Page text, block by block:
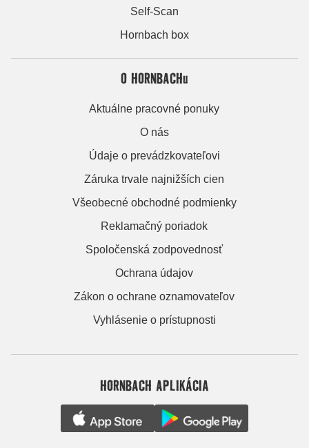
Self-Scan
Hornbach box
O HORNBACHu
Aktuálne pracovné ponuky
O nás
Údaje o prevádzkovateľovi
Záruka trvale najnižších cien
Všeobecné obchodné podmienky
Reklamačný poriadok
Spoločenská zodpovednosť
Ochrana údajov
Zákon o ochrane oznamovateľov
Vyhlásenie o prístupnosti
HORNBACH APLIKÁCIA